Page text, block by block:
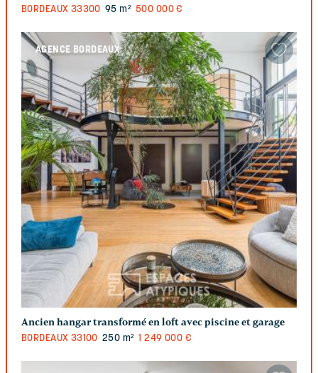
BORDEAUX 33300 95 m² 500 000 €
AGENCE BORDEAUX
Ancien hangar transformé en loft avec piscine et garage
BORDEAUX 33100 250 m² 1 249 000 €